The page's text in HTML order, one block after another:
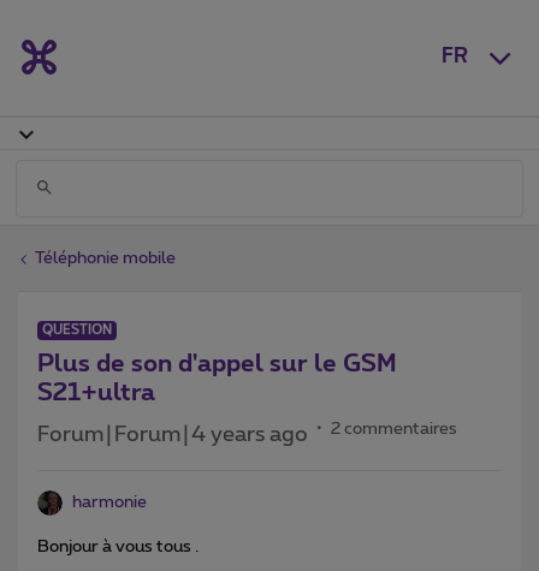
FR
Téléphonie mobile
QUESTION
Plus de son d'appel sur le GSM
S21+ultra
Forum|Forum|4 years ago 2 commentaires
harmonie
Bonjour à vous tous .